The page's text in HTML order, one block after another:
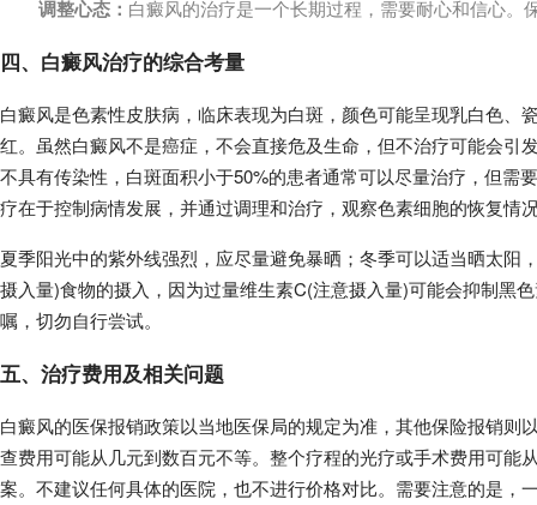
调整心态： 白癜风的治疗是一个长期过程，需要耐心和信心
四、白癜风治疗的综合考量
白癜风是色素性皮肤病，临床表现为白斑，颜色可能呈现乳白色
红。虽然白癜风不是癌症，不会直接危及生命，但不治疗可能会引
不具有传染性，白斑面积小于50%的患者通常可以尽量治疗，但需
疗在于控制病情发展，并通过调理和治疗，观察色素细胞的恢复情
夏季阳光中的紫外线强烈，应尽量避免暴晒；冬季可以适当晒太
摄入量)食物的摄入，因为过量维生素C(注意摄入量)可能会抑制黑
嘱，切勿自行尝试。
五、治疗费用及相关问题
白癜风的医保报销政策以当地医保局的规定为准，其他保险报销
查费用可能从几元到数百元不等。整个疗程的光疗或手术费用可
案。不建议任何具体的医院，也不进行价格对比。需要注意的是